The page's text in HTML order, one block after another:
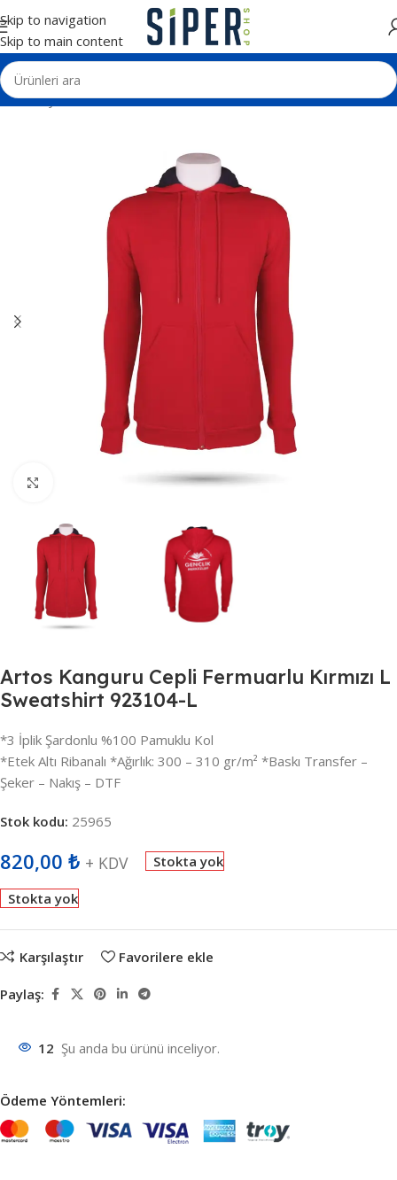
Skip to navigation
Skip to main content
Ana Sayfa Tekstil Ürünleri Sweatshirt
Büyütmek için tıklayın
Artos Kanguru Cepli Fermuarlu Kırmızı L
Sweatshirt 923104-L
*3 İplik Şardonlu %100 Pamuklu Kol
*Etek Altı Ribanalı *Ağırlık: 300 – 310 gr/m² *Baskı Transfer –
Şeker – Nakış – DTF
Stok kodu: 25965
820,00 ₺ + KDV Stokta yok
Stokta yok
Karşılaştır Favorilere ekle
Paylaş:
12 Şu anda bu ürünü inceliyor.
Ödeme Yöntemleri: